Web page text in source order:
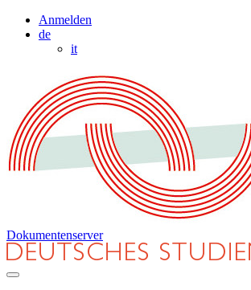
Anmelden
de
it
Dokumentenserver